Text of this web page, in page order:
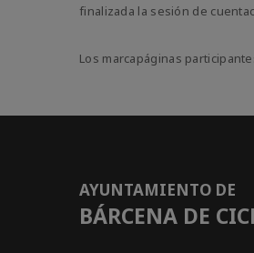
finalizada la sesión de
Los marcapáginas
AYUNTAMIENTO DE
BÁRCENA DE